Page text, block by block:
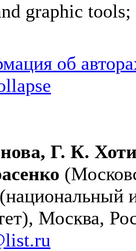
graphic
об
Г. К.
Москва,